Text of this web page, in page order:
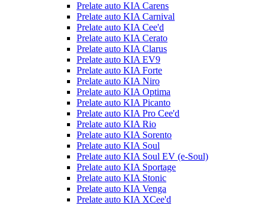
Prelate auto KIA Carens
Prelate auto KIA Carnival
Prelate auto KIA Cee'd
Prelate auto KIA Cerato
Prelate auto KIA Clarus
Prelate auto KIA EV9
Prelate auto KIA Forte
Prelate auto KIA Niro
Prelate auto KIA Optima
Prelate auto KIA Picanto
Prelate auto KIA Pro Cee'd
Prelate auto KIA Rio
Prelate auto KIA Sorento
Prelate auto KIA Soul
Prelate auto KIA Soul EV (e-Soul)
Prelate auto KIA Sportage
Prelate auto KIA Stonic
Prelate auto KIA Venga
Prelate auto KIA XCee'd